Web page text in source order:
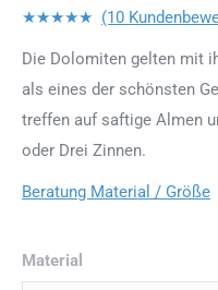
★★★★★ (10
Die Dolomiten gelten mit
als eines der schönsten
treffen auf saftige Almen
oder Drei Zinnen.
Beratung Material / Größe
Material